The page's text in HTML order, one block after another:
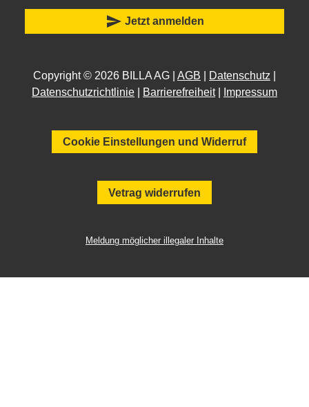
send Jetzt anmelden
Copyright © 2026 BILLA AG | AGB Datenschutz
Datenschutzrichtlinie
Barrierefreiheit| Impressum
Cookie Einstellungen und Widerruf
Vetrag widerrufen
Meldung möglicher illegaler Inhalte